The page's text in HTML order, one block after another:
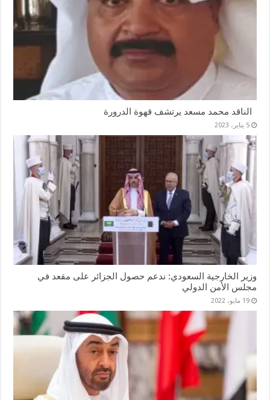
الناقد محمد مسعد يرتشف قهوة الدرورة
5 يناير، 2023
وزير الخارجية السعودي: ندعم حصول الجزائر على مقعد في
مجلس الأمن الدولي
19 مايو، 2022